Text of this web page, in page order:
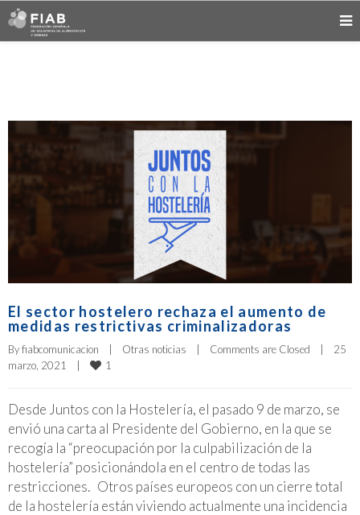
El sector hostelero rechaza el aumento de
medidas restrictivas criminalizadoras
By fiabcomunicacion Otras noticias Comments are Closed
25
marzo, 2021
1
Desde Juntos con la Hostelería, el pasado 9 de marzo, se
envió una carta al Presidente del Gobierno, en la que se
recogía la “preocupación por la culpabilización de la
hostelería” posicionándola en el centro de todas las
restricciones. Otros países europeos con un cierre total
de la hostelería están viviendo actualmente una incidencia